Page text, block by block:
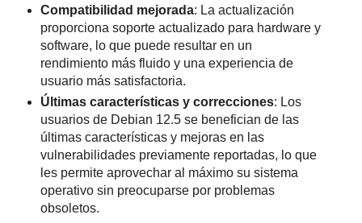
Compatibilidad mejorada: La actualización
proporciona soporte actualizado para hardware y
software, lo que puede resultar en un
rendimiento más fluido y una experiencia de
usuario más satisfactoria.
Últimas características y correcciones: Los
usuarios de Debian 12.5 se benefician de las
últimas características y mejoras en las
vulnerabilidades previamente reportadas, lo que
les permite aprovechar al máximo su sistema
operativo sin preocuparse por problemas
obsoletos.